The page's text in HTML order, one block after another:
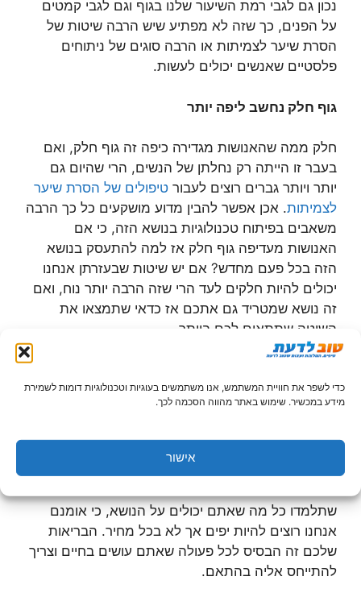
כדי לשפר את חוויית המשתמש, אנו משתמשים בעוגיות וטכנולוגיות דומות לשמירת
מידע במכשיר. שימוש באתר מהווה הסכמה לכך.
אישור
נכון גם לגבי רמת השיעור שלנו בגוף וגם לגבי קמטים
על הפנים, כך שזה לא מפתיע שיש הרבה שיטות של
הסרת שיער לצמיתות או הרבה סוגים של ניתוחים
פלסטיים שאנשים יכולים לעשות.
גוף חלק נחשב ליפה יותר
חלק ממה שהאנושות מגדירה כיפה זה גוף חלק, ואם
בעבר זו הייתה רק נחלתן של הנשים, הרי שהיום גם
יותר ויותר גברים רוצים לעבור טיפולים של הסרת שיער
לצמיתות. אכן אפשר להבין מדוע מושקעים כל כך הרבה
משאבים בפיתוח טכנולוגיות בנושא הזה, כי אם
האנושות מעדיפה גוף חלק אז למה להתעסק בנושא
הזה בכל פעם מחדש? אם יש שיטות שבעזרתן אנחנו
יכולים להיות חלקים לעד הרי שזה הרבה יותר נוח, ואם
זה נושא שמטריד גם אתכם אז כדאי שתמצאו את
השיטה שתתאים לכם ביותר.
מה שכן צריך להיות לנגד עיניכם כשאתם רוצים לעשות
אחר שקשור להופעה החיצונית שלכם, זה שהבריאות
שתלמדו כל מה שאתם יכולים על הנושא, כי אומנם
אנחנו רוצים להיות יפים אך לא בכל מחיר. הבריאות
שלכם זה הבסיס לכל פעולה שאתם עושים בחיים וצריך
להתייחס אליה בהתאם.